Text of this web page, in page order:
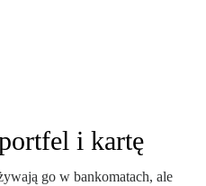
i kartę
go w bankomatach, ale